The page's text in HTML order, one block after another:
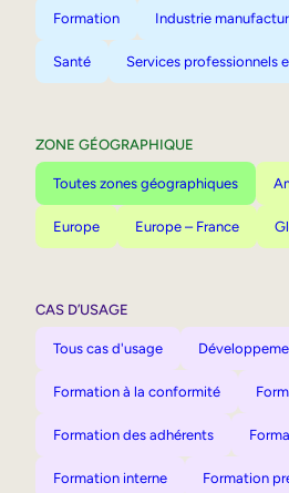
Formation Industrie
Santé Services professionnels
ZONE GÉOGRAPHIQUE
Toutes zones géographiques
Europe Europe – France
CAS D’USAGE
Tous cas d'usage
Formation à la conformité
Formation des adhérents
Formation interne Formation